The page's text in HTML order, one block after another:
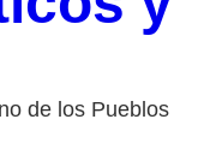
de los Pueblos